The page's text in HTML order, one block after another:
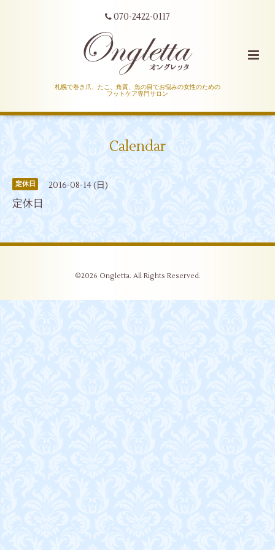
070-2422-0117
札幌で巻き爪、たこ、角質、魚の目でお悩みの女性のための
フットケア専門サロン
Calendar
定休日 2016-08-14 (日)
定休日
©2026 Ongletta. All Rights Reserved.